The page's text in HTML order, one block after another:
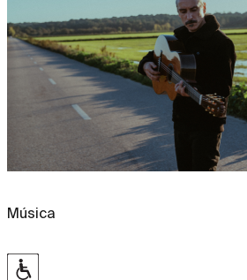
English
Avisos Legais
Música